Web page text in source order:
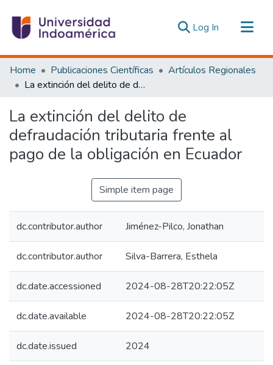
Log In (current)
Communities & Collections
All of DSpace
Estadísticas Externas
Home Publicaciones Científicas
Artículos Regionales
La extinción del delito de defraudación tributaria frente al pago de la obligación en Ecuador
La extinción del delito de
defraudación tributaria frente al
pago de la obligación en Ecuador
Simple item page
dc.contributor.author Jiménez-Pilco, Jonathan
dc.contributor.author Silva-Barrera, Esthela
dc.date.accessioned 2024-08-28T20:22:05Z
dc.date.available 2024-08-28T20:22:05Z
dc.date.issued 2024